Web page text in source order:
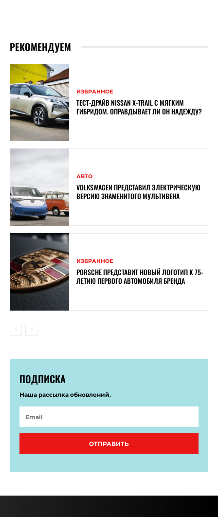
РЕКОМЕНДУЕМ
ИЗБРАННОЕ
ТЕСТ-ДРАЙВ NISSAN X-TRAIL С МЯГКИМ
ГИБРИДОМ. ОПРАВДЫВАЕТ ЛИ ОН НАДЕЖДУ?
АВТО
VOLKSWAGEN ПРЕДСТАВИЛ ЭЛЕКТРИЧЕСКУЮ
ВЕРСИЮ ЗНАМЕНИТОГО МУЛЬТИВЕНА
ИЗБРАННОЕ
PORSCHE ПРЕДСТАВИТ НОВЫЙ ЛОГОТИП К 75-
ЛЕТИЮ ПЕРВОГО АВТОМОБИЛЯ БРЕНДА
ПОДПИСКА
Наша рассылка обновлений.
ОТПРАВИТЬ